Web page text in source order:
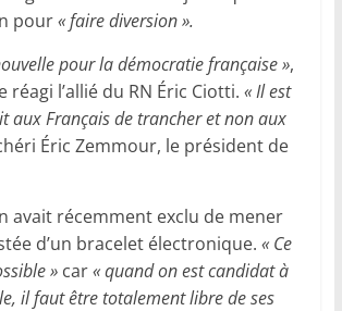
pour« faire diversion ».
pour la démocratie française »,
l’allié du RN Éric Ciotti. « Il est
aux Français de trancher et non aux
Éric Zemmour, le président de
avait récemment exclu de mener
d’un bracelet électronique. « Ce
»car« quand on est candidat à
il faut être totalement libre de ses